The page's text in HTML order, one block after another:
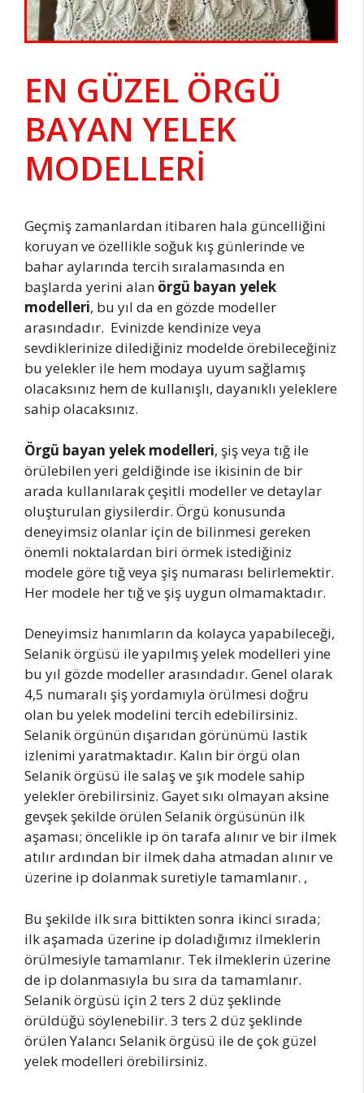
EN GÜZEL ÖRGÜ
BAYAN YELEK
MODELLERİ
Geçmiş zamanlardan itibaren hala güncelliğini
koruyan ve özellikle soğuk kış günlerinde ve
bahar aylarında tercih sıralamasında en
başlarda yerini alan örgü bayan yelek
modelleri, bu yıl da en gözde modeller
arasındadır. Evinizde kendinize veya
sevdiklerinize dilediğiniz modelde örebileceğiniz
bu yelekler ile hem modaya uyum sağlamış
olacaksınız hem de kullanışlı, dayanıklı yeleklere
sahip olacaksınız.
Örgü bayan yelek modelleri, şiş veya tığ ile
örülebilen yeri geldiğinde ise ikisinin de bir
arada kullanılarak çeşitli modeller ve detaylar
oluşturulan giysilerdir. Örgü konusunda
deneyimsiz olanlar için de bilinmesi gereken
önemli noktalardan biri örmek istediğiniz
modele göre tığ veya şiş numarası belirlemektir.
Her modele her tığ ve şiş uygun olmamaktadır.
Deneyimsiz hanımların da kolayca yapabileceği,
Selanik örgüsü ile yapılmış yelek modelleri yine
bu yıl gözde modeller arasındadır. Genel olarak
4,5 numaralı şiş yordamıyla örülmesi doğru
olan bu yelek modelini tercih edebilirsiniz.
Selanik örgünün dışarıdan görünümü lastik
izlenimi yaratmaktadır. Kalın bir örgü olan
Selanik örgüsü ile salaş ve şık modele sahip
yelekler örebilirsiniz. Gayet sıkı olmayan aksine
gevşek şekilde örülen Selanik örgüsünün ilk
aşaması; öncelikle ip ön tarafa alınır ve bir ilmek
atılır ardından bir ilmek daha atmadan alınır ve
üzerine ip dolanmak suretiyle tamamlanır. ,
Bu şekilde ilk sıra bittikten sonra ikinci sırada;
ilk aşamada üzerine ip doladığımız ilmeklerin
örülmesiyle tamamlanır. Tek ilmeklerin üzerine
de ip dolanmasıyla bu sıra da tamamlanır.
Selanik örgüsü için 2 ters 2 düz şeklinde
örüldüğü söylenebilir. 3 ters 2 düz şeklinde
örülen Yalancı Selanik örgüsü ile de çok güzel
yelek modelleri örebilirsiniz.